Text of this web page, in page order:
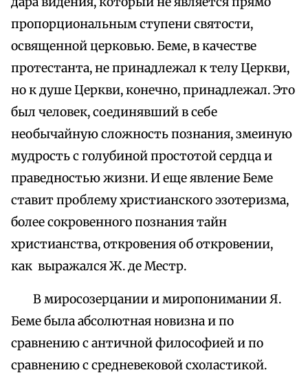
пропорциональным ступени святости,
освященной церковью. Беме, в качестве
протестанта, не принадлежал к телу Церкви,
но к душе Церкви, конечно, принадлежал. Это
был человек, соединявший в себе
необычайную сложность познания, змеиную
мудрость с голубиной простотой сердца и
праведностью жизни. И еще явление Беме
ставит проблему христианского эзотеризма,
более сокровенного познания тайн
христианства, откровения об откровении,
как выражался Ж. де Местр.
В миросозерцании и миропонимании Я.
Беме была абсолютная новизна и по
сравнению с античной философией и по
сравнению с средневековой схоластикой.